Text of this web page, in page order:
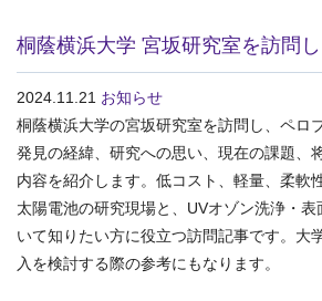
桐蔭横浜大学 宮坂研究室を訪問
2024.11.21 お知らせ
桐蔭横浜大学の宮坂研究室を訪問し、ペロ
発見の経緯、研究への思い、現在の課題、
内容を紹介します。低コスト、軽量、柔軟
太陽電池の研究現場と、UVオゾン洗浄・
いて知りたい方に役立つ訪問記事です。大
入を検討する際の参考にもなります。